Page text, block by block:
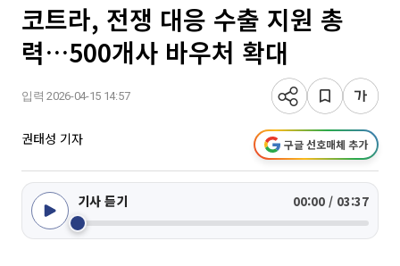
코트라, 전쟁 대응 수출 지원 총
력…500개사 바우처 확대
입력 2026-04-15 14:57
권태성 기자 구글 선호매체 추가
기사 듣기 00:00 / 03:37